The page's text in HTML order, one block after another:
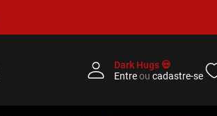
Dark Hugs 💀
Entreou cadastre-se